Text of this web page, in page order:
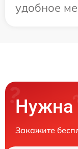
удобное
Нужна
Закажите